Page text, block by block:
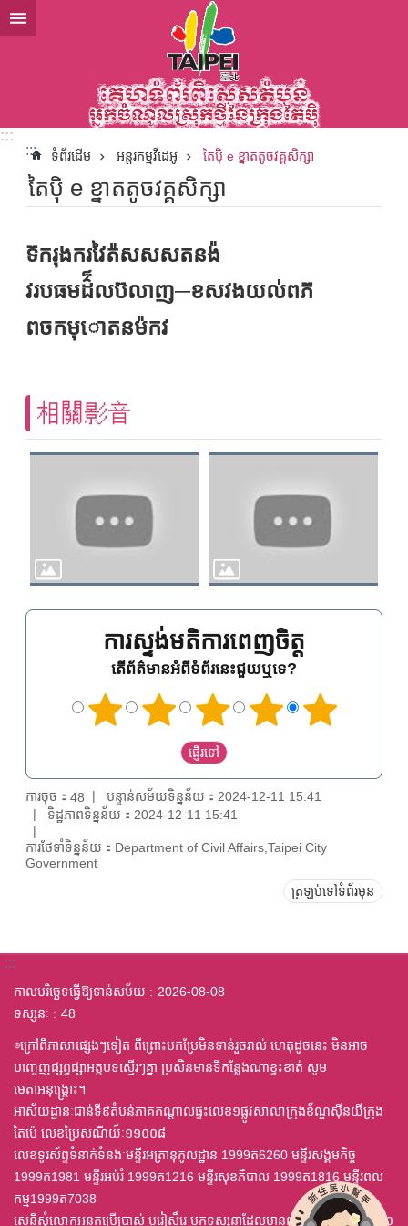
ទៅកាន់មាតិកាប្លុកមាតិកាសំខាន់
:::
:::
ទំព័រដើម អន្តរកម្មវីដេអូ តៃប៉ិ e ខ្នាតតូចវគ្គសិក្សា
តៃប៉ិ e ខ្នាតតូចវគ្គសិក្សា
ទ៊ករុងករវៃត៉សសសតនង៉
វរបធមដ៌៏លប៊លាញ─ខសវងយល់ពភ៊
ពចកមុោតនម៉កវ
相關影音
ការស្ទង់មតិការពេញចិត្ត
តើព័ត៌មានអំពីទំព័រនេះជួយឬទេ?
ការចុច： 48
បន្ទាន់សម័យទិន្នន័យ：2024-12-11 15:41
ទិដ្ឋភាពទិន្នន័យ：2024-12-11 15:41
ការថែទាំទិន្នន័យ：Department of Civil Affairs,Taipei City
Government
ត្រឡប់ទៅទំព័រមុន
:::
កាលបរិច្ឆេទធ្វើឱ្យទាន់សម័យ
2026-08-08
ទស្សនៈ
48
◎ក្រៅពីភាសាផ្សេងៗទៀត ពីព្រោះបកប្រែមិនទាន់រួចរាល់ ហេតុដូចនេះ មិនអាច
បញ្ចេញផ្សព្វផ្សាអត្តបទស្មើរៗគ្នា ប្រសិនមានទីកន្លែងណាខ្វះខាត់ សូម
មេតាអនុង្គ្រោះ។
អាស័យដ្ឋានៈជាន់ទី៩តំបន់ភាគកណ្តាលផ្ទះលេខ១ផ្លូវសាលាក្រុងខ័ណ្ឌស៊ីនយីក្រុង
តៃប៉េ លេខប្រៃសណីយ៍ៈ១១០០៨
លេខទូរស័ព្ទទំនាក់ទំនងៈមន្ទីរអត្រានុកូលដ្ឋាន 1999ត6260 មន្ទីរសង្គមកិច្ច
1999ត1981 មន្ទីរអប់រំ 1999ត1216 មន្ទីរសុខភិបាល 1999ត1816 មន្ទីរពល
កម្ម1999ត7038
សេនីសុំលោកអនកប្រើប្រាស់ បរៀសឹរេ មកទស្សនាដែលមានពុម្ព ឈុតឦលើស ៤,០